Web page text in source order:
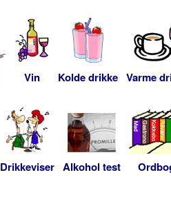
Vin Kolde drikke Varme
Drikkeviser Alkohol test